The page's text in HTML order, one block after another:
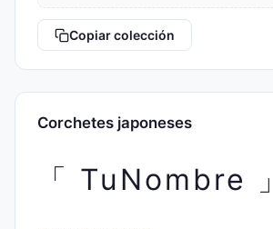
Copiar colección
Corchetes japoneses
「 TuNombre 」